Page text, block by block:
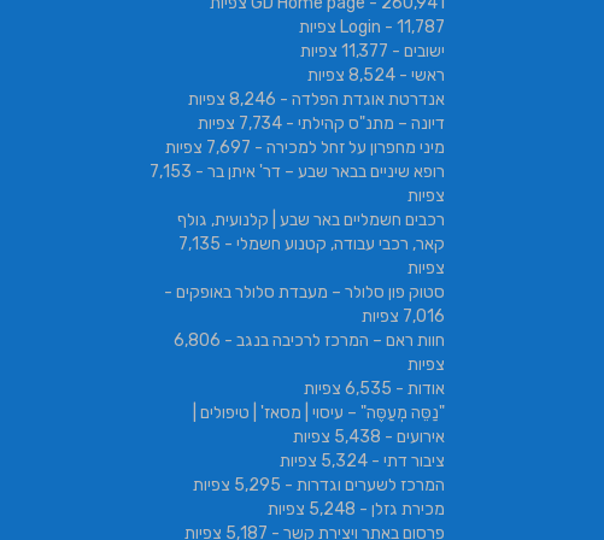
Login - 11,787 צפיות
ישובים - 11,377 צפיות
ראשי - 8,524 צפיות
אנדרטת אוגדת הפלדה - 8,246 צפיות
דיונה – מתנ"ס קהילתי - 7,734 צפיות
מיני מחפרון על זחל למכירה - 7,697 צפיות
רופא שיניים בבאר שבע – דר' איתן בר
- 7,153
צפיות
רכבים חשמליים באר שבע | קלנועית, גולף
קאר, רכבי עבודה, קטנוע חשמלי
- 7,135
צפיות
סטוק פון סלולר – מעבדת סלולר באופקים -
7,016 צפיות
חוות ראם – המרכז לרכיבה בנגב
- 6,806
צפיות
אודות - 6,535 צפיות
"נַסֵּה מְעַסֶּה" – עיסוי | מסאז' | טיפולים |
אירועים - 5,438 צפיות
ציבור דתי - 5,324 צפיות
המרכז לשערים וגדרות - 5,295 צפיות
מכירת גזלן - 5,248 צפיות
פרסום באתר ויצירת קשר - 5,187 צפיות